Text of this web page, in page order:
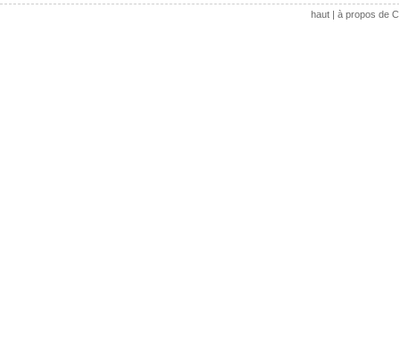
haut| à propos de